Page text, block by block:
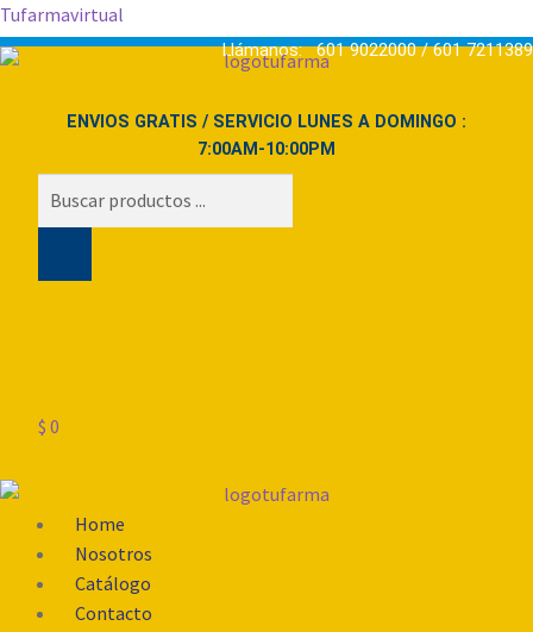
Tufarmavirtual
Llámanos: 601 9022000 / 601 7211389
ENVIOS GRATIS / SERVICIO LUNES A DOMINGO :
7:00AM-10:00PM
$ 0
Menú
Home
Nosotros
Catálogo
Contacto